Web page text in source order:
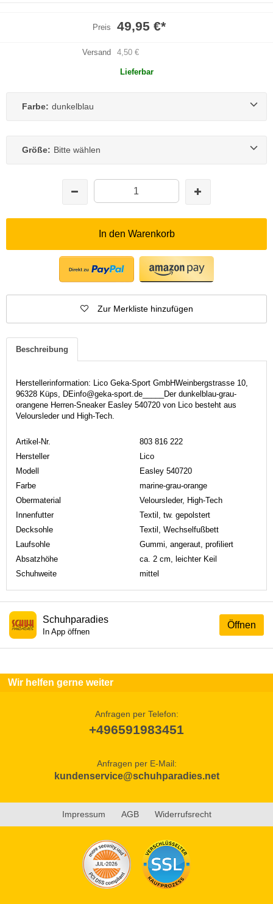
Preis 49,95 €*
Versand 4,50 €
Lieferbar
Farbe: dunkelblau
Größe: Bitte wählen
In den Warenkorb
Zur Merkliste hinzufügen
Beschreibung
Herstellerinformation: Lico Geka-Sport GmbHWeinbergstrasse 10,
96328 Küps, DEinfo@geka-sport.de_____Der dunkelblau-grau-
orangene Herren-Sneaker Easley 540720 von Lico besteht aus
Veloursleder und High-Tech.
Artikel-Nr.
803 816 222
Hersteller
Lico
Modell
Easley 540720
Farbe
marine-grau-orange
Obermaterial
Veloursleder, High-Tech
Innenfutter
Textil, tw. gepolstert
Decksohle
Textil, Wechselfußbett
Laufsohle
Gummi, angeraut, profiliert
Absatzhöhe
ca. 2 cm, leichter Keil
Schuhweite
mittel
Öffnen
Schuhparadies
In App öffnen
Wir helfen gerne weiter
Anfragen per Telefon:
+496591983451
Anfragen per E-Mail:
kundenservice@schuhparadies.net
Impressum AGB Widerrufsrecht